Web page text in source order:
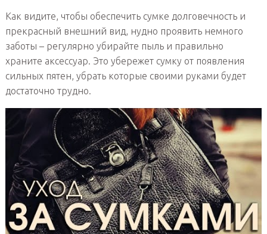
Как видите, чтобы обеспечить сумке долговечность и
прекрасный внешний вид, нудно проявить немного
заботы – регулярно убирайте пыль и правильно
храните аксессуар. Это убережет сумку от появления
сильных пятен, убрать которые своими руками будет
достаточно трудно.